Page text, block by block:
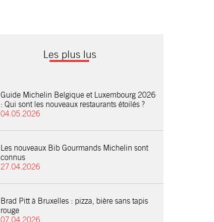
Les plus lus
Guide Michelin Belgique et Luxembourg 2026
: Qui sont les nouveaux restaurants étoilés ?
04.05.2026
Les nouveaux Bib Gourmands Michelin sont
connus
27.04.2026
Brad Pitt à Bruxelles : pizza, bière sans tapis
rouge
07.04.2026